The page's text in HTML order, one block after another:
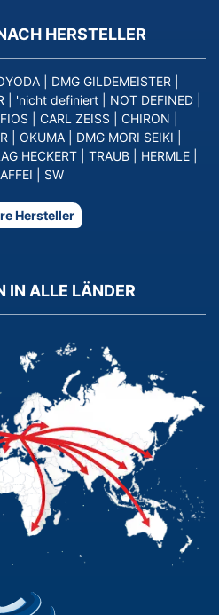
HERSTELLER
DMG GILDEMEISTER
'nicht definiert NOT DEFINED
CARL ZEISS CHIRON
OKUMA DMG MORI SEIKI
HECKERT TRAUB HERMLE
SW
Hersteller
IN ALLE LÄNDER